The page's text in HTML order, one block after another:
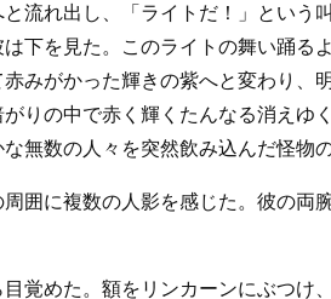
流れ出し、「ライトだ！」とい
下を見た。このライトの舞い踊
みがかった輝きの紫へと変わり
りの中で赤く輝くたんなる消え
無数の人々を突然飲み込んだ怪物
囲に複数の人影を感じた。彼の
覚めた。額をリンカーンにぶつけ